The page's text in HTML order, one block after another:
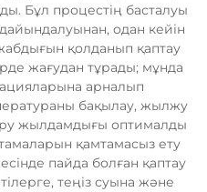
Бұл процестің басталуы
одан кейін
қолданып қаптау
жағудан тұрады; мұнда
арналып
бақылау, жылжу
жылдамдығы оптималды
қамтамасыз ету
пайда болған қаптау
теңіз суына және